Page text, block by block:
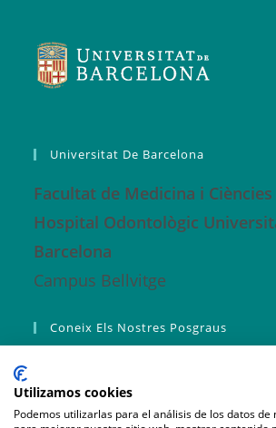
Universitat De Barcelona
Facultat de Medicina i
Hospital Odontològic
Barcelona
Campus Bellvitge
Coneix Els Nostres Posgraus
Màster Fonaments RO
Utilizamos cookies
Podemos utilizarlas para el análisis de los datos de